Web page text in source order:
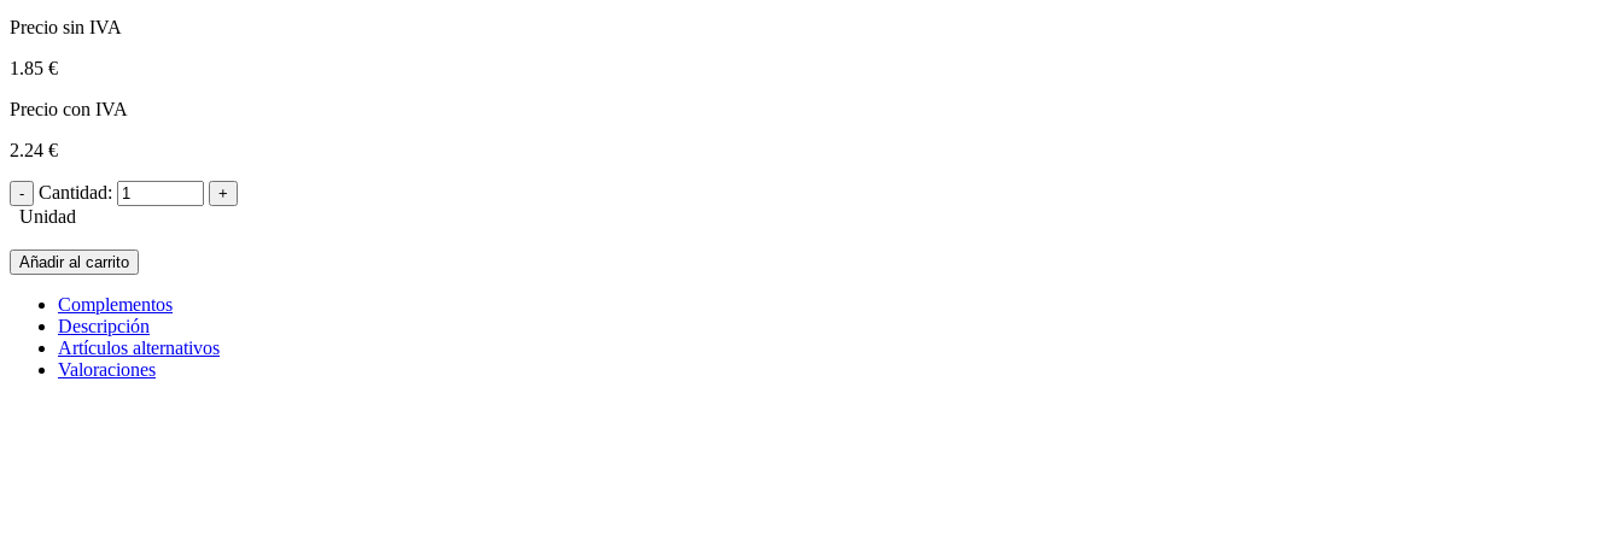
Precio sin IVA
1.85 €
Precio con IVA
2.24 €
Cantidad:
Unidad
Añadir al carrito
Complementos
Descripción
Artículos alternativos
Valoraciones